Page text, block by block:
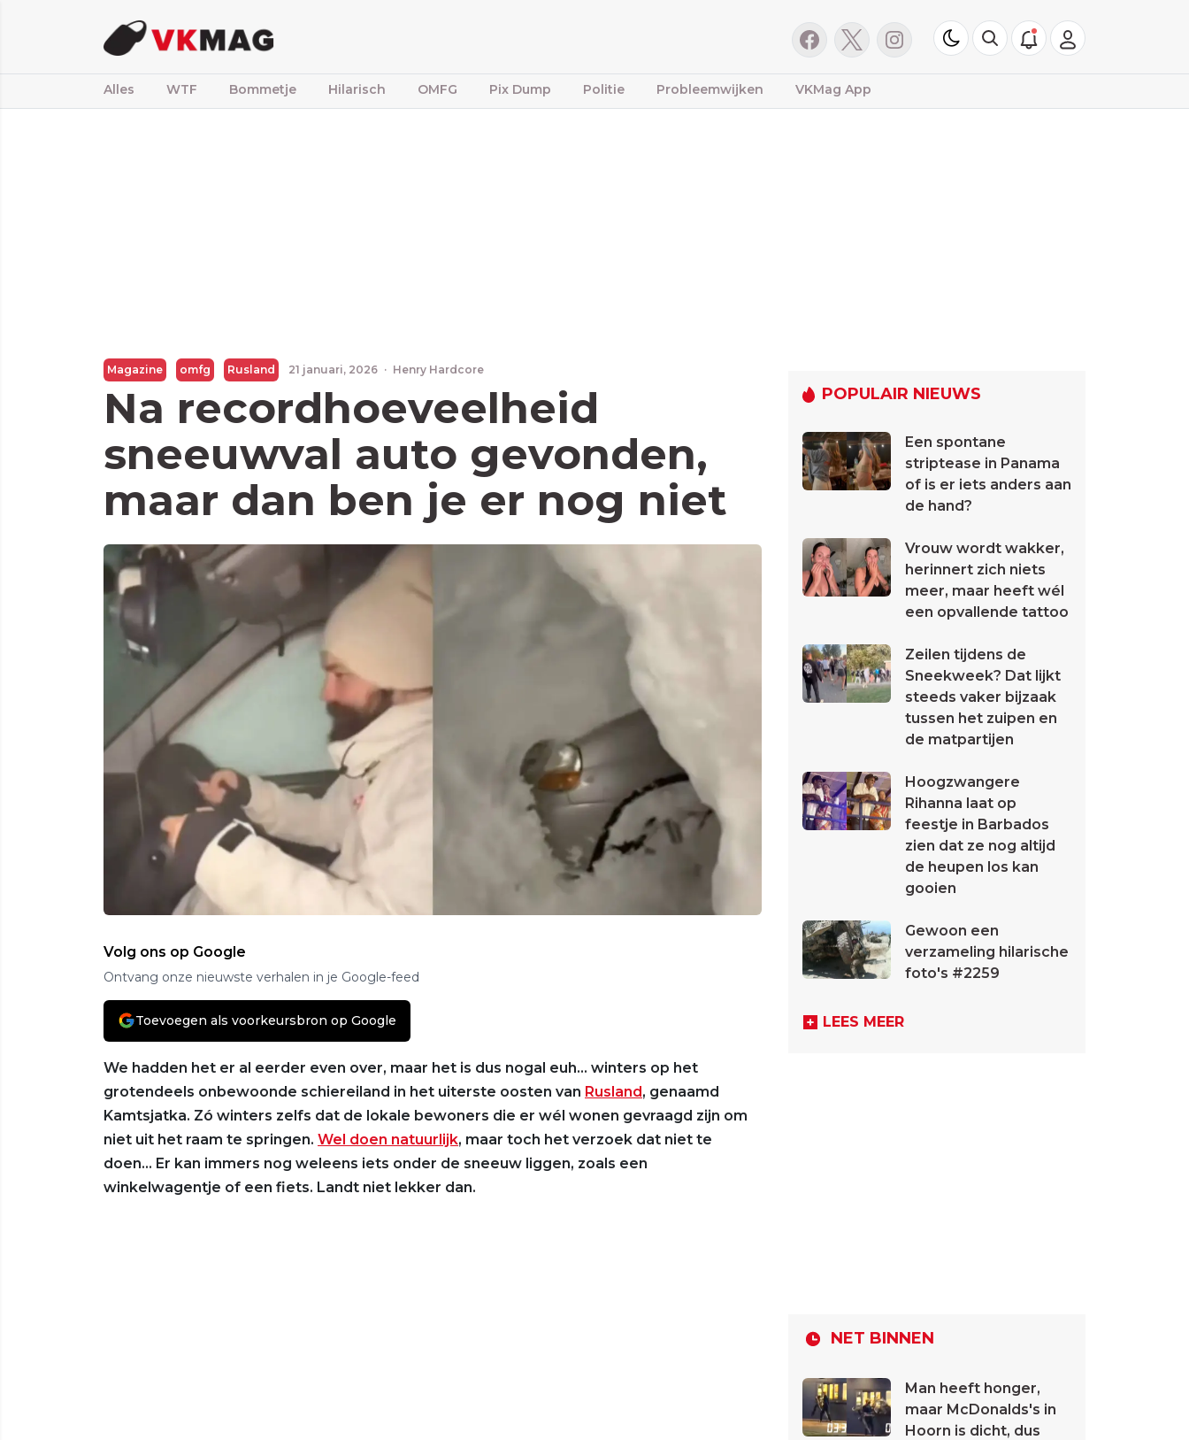
Alles WTF Bommetje Hilarisch OMFG Pix Dump Politie Probleemwijken VKMag App
Magazine omfg Rusland 21 januari, 2026 · Henry Hardcore
Na recordhoeveelheid
sneeuwval auto gevonden,
maar dan ben je er nog niet
Volg ons op Google
Ontvang onze nieuwste verhalen in je Google-feed
Toevoegen als voorkeursbron op Google
We hadden het er al eerder even over, maar het is dus nogal euh… winters op het
grotendeels onbewoonde schiereiland in het uiterste oosten van Rusland, genaamd
Kamtsjatka. Zó winters zelfs dat de lokale bewoners die er wél wonen gevraagd zijn om
niet uit het raam te springen. Wel doen natuurlijk, maar toch het verzoek dat niet te
doen… Er kan immers nog weleens iets onder de sneeuw liggen, zoals een
winkelwagentje of een fiets. Landt niet lekker dan.
POPULAIR NIEUWS
Een spontane
striptease in Panama
of is er iets anders aan
de hand?
Vrouw wordt wakker,
herinnert zich niets
meer, maar heeft wél
een opvallende tattoo
Zeilen tijdens de
Sneekweek? Dat lijkt
steeds vaker bijzaak
tussen het zuipen en
de matpartijen
Hoogzwangere
Rihanna laat op
feestje in Barbados
zien dat ze nog altijd
de heupen los kan
gooien
Gewoon een
verzameling hilarische
foto's #2259
LEES MEER
NET BINNEN
Man heeft honger,
maar McDonalds's in
Hoorn is dicht, dus